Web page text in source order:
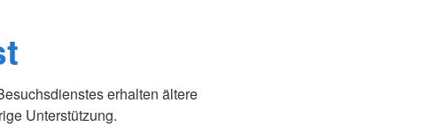
erhalten ältere
Unterstützung.